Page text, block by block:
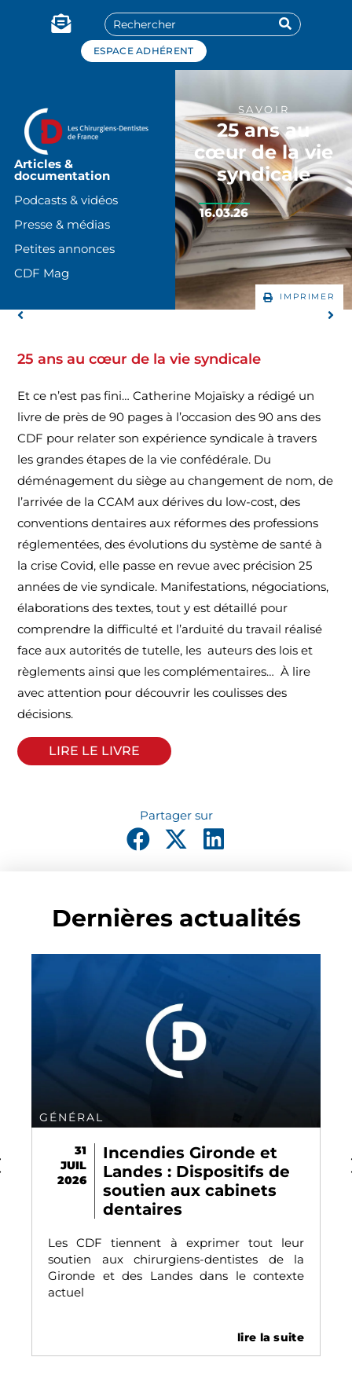
ESPACE ADHÉRENT
Articles &
documentation
Podcasts & vidéos
Presse & médias
Petites annonces
CDF Mag
SAVOIR
25 ans au
cœur de la vie
syndicale
IMPRIMER
16.03.26
25 ans au cœur de la vie syndicale
Etce n’est pas fini… Catherine Mojaïsky a rédigé un
livre de près de 90 pages à l’occasion des 90 ans des
CDF pour relater son expérience syndicale à travers
les grandes étapes de la vie confédérale. Du
déménagement du siège au changement de nom, de
l’arrivée de la CCAM aux dérives du low-cost, des
conventions dentaires aux réformes des professions
réglementées, des évolutions du système de santé à
la crise Covid, elle passe en revue avec précision 25
années de vie syndicale. Manifestations, négociations,
élaborations des textes, tout y est détaillé pour
comprendre la difficulté et l’arduité du travail réalisé
face aux autorités de tutelle, les auteurs des lois et
règlements ainsi que les complémentaires… À lire
avec attention pour découvrir les coulisses des
décisions.
LIRE LE LIVRE
Dernières actualités
Gironde et
de
cabinets
exprimer tout leur
dentistes de la
dans le contexte
31
JUIL
2026
CCAM V84 :
change au 31
2026
l’UNCAM du 29 avril
Journal officiel le 27
Panneau de gestion des cookies